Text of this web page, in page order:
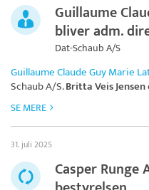
Guillaume
bliver adm.
Dat-Schaub A/S
Guillaume Claude Guy Marie
Schaub A/S.Britta Veis Jensen
SE MERE
31. juli 2025
Casper